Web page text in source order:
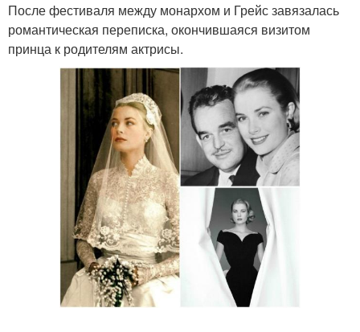
После фестиваля между монархом и Грейс завязалась
романтическая переписка, окончившаяся визитом
принца к родителям актрисы.